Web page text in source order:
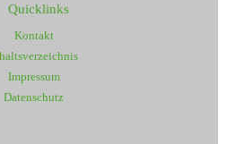
Quicklinks
Kontakt
Impressum
Datenschutz